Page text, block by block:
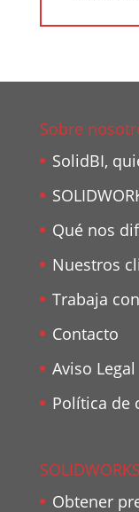
Sobre
SolidBI,
Qué nos
Nuestros
Trabaja
Contacto
Aviso Legal
Política de
SOLIDWORKS
Obtener